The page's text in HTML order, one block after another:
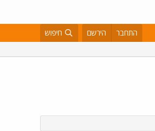
התחבר הירשם חיפוש